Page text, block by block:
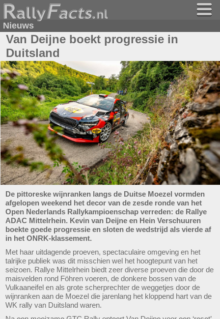
Nieuws
Van Deijne boekt progressie in
Duitsland
De pittoreske wijnranken langs de Duitse Moezel vormden
afgelopen weekend het decor van de zesde ronde van het
Open Nederlands Rallykampioenschap verreden: de Rallye
ADAC Mittelrhein. Kevin van Deijne en Hein Verschuuren
boekte goede progressie en sloten de wedstrijd als vierde af
in het ONRK-klassement.
Met haar uitdagende proeven, spectaculaire omgeving en het
talrijke publiek was dit misschien wel het hoogtepunt van het
seizoen. Rallye Mittelrhein biedt zeer diverse proeven die door de
maisvelden rond Föhren voeren, de donkere bossen van de
Vulkaaneifel en als grote scherprechter de weggetjes door de
wijnranken aan de Moezel die jarenlang het kloppend hart van de
WK rally van Duitsland waren.